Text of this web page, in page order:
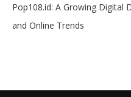
Pop108.id: A Growing
and Online Trends